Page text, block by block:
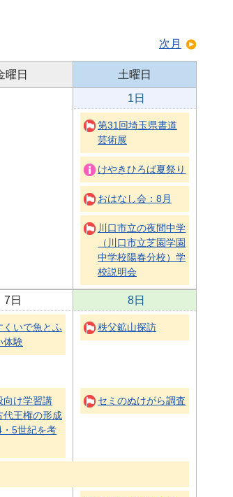
次月
曜日
土曜日
1日
第31回埼玉県書道
芸術展
けやきひろば夏祭り
おはなし会：8月
川口市立の夜間中学
（川口市立芝園学園
中学校陽春分校）学
校説明会
7日 8日
くいで魚とふ
体験
秩父鉱山探訪
向け学習講
代王権の形成
5世紀を考
セミのぬけがら調査